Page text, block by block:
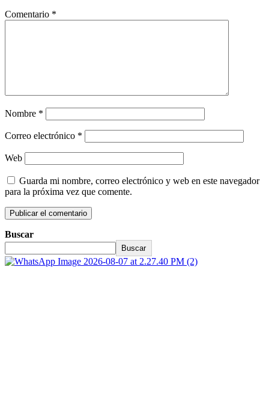
Comentario *
Nombre *
Correo electrónico *
Web
Guarda mi nombre, correo electrónico y web en este navegador
para la próxima vez que comente.
Buscar
Buscar